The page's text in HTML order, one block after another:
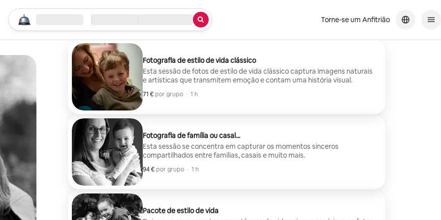
Comece a sua pesquisa
Localização Check-in/Check-out Torne-se um Anfitrião
Fotografia de estilo de vida clássico
Esta sessão de fotos de estilo de vida clássico captura imagens naturais
e artísticas que transmitem emoção e contam uma história visual.
71 € por grupo
71 € por grupo
, · 1 h
Fotografia de família ou casal...
Esta sessão se concentra em capturar os momentos sinceros
compartilhados entre famílias, casais e muito mais.
94 € por grupo
94 € por grupo
, · 1 h
Pacote de estilo de vida